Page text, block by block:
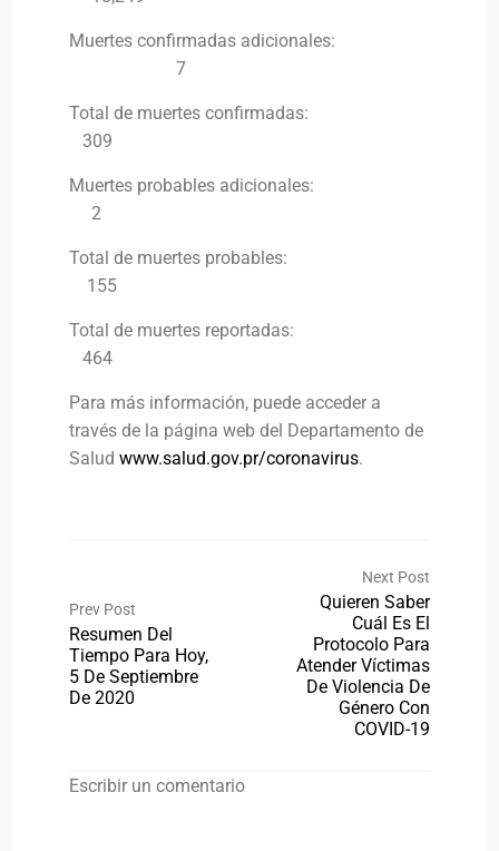
Muertes confirmadas adicionales:
7
Total de muertes confirmadas:
309
Muertes probables adicionales:
2
Total de muertes probables:
155
Total de muertes reportadas:
464
Para más información, puede acceder a
través de la página web del Departamento de
Salud www.salud.gov.pr/coronavirus.
Prev Post
Resumen Del
Tiempo Para Hoy,
5 De Septiembre
De 2020
Next Post
Quieren Saber
Cuál Es El
Protocolo Para
Atender Víctimas
De Violencia De
Género Con
COVID-19
Escribir un comentario